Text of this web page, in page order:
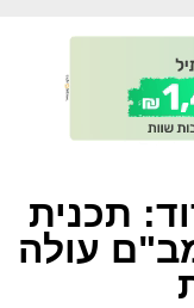
תכנית
עולה